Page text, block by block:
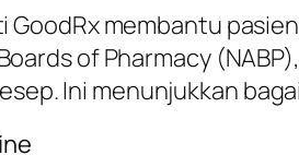
GoodRx membantu
of Pharmacy
Ini menunjukkan